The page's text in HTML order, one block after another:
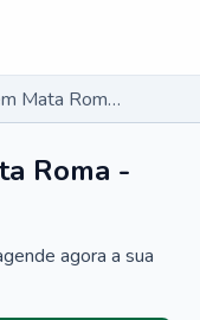
Ortopedista em Mata Roma - MA
Roma -
agora a sua